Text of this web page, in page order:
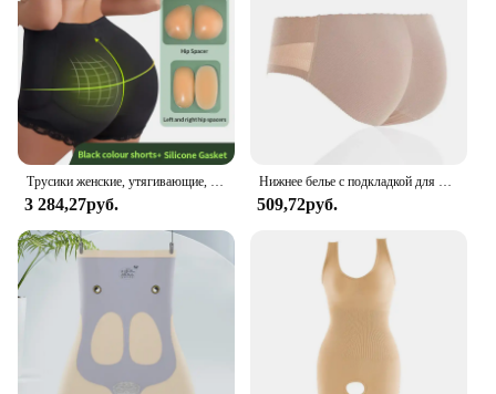
Трусики женские, утягивающие, с силиконовой подкладкой
3 284,27руб.
Нижнее белье с подкладкой для ягодиц, формирователь тела, женские трусики, увеличивающие ягодицы, трусики с эффектом пуш-ап, с высокой талией, с контролем живота, тонкие дышащие
509,72руб.